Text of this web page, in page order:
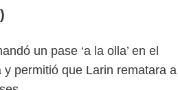
un pase ‘a la olla’ en el
permitió que Larin rematara a